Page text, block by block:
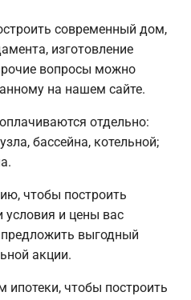
современный дом,
изготовление
вопросы можно
на нашем сайте.
отдельно:
бассейна, котельной;
чтобы построить
и цены вас
выгодный
акции.
чтобы построить